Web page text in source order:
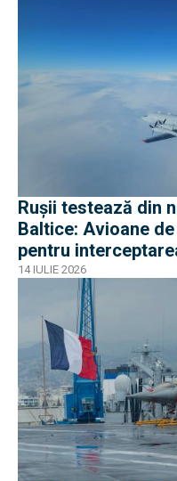
Rușii testează din
Baltice: Avioane
pentru
14 IULIE 2026